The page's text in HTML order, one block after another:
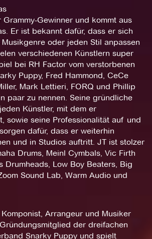
Gewinner und kommt aus
Er ist bekannt dafür, dass er sich
oder jeden Stil anpassen
verschiedenen Künstlern super
bei RH Factor vom verstorbenen
Puppy, Fred Hammond, CeCe
Mark Lettieri, FORQ und Phillip
paar zu nennen. Seine gründliche
Künstler, mit dem er
sowie seine Professionalität auf und
dafür, dass er weiterhin
und in Studios auftritt. JT ist stolzer
Drums, Meinl Cymbals, Vic Firth
Drumheads, Low Boy Beaters, Big
Sound Lab, Warm Audio und
Arrangeur und Musiker
der dreifachen
Snarky Puppy und spielt